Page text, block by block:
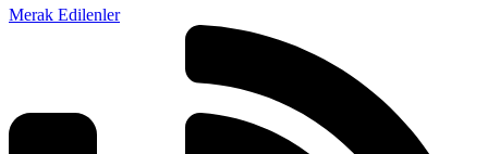
Merak Edilenler